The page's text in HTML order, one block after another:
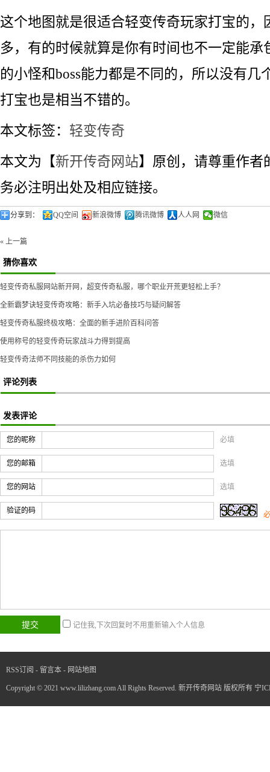
这个地图就是很适合轻变传奇玩家打宝的，
多，有的时候就算是你有时间也不一定能承
的小怪和boss能力都是不同的，所以没有几
打宝也是相当不错的。
本文标签： 轻变传奇
本文为【新开传奇网站】原创，请尊重作者
务必注明出处及相应链接。
分享到： QQ空间 新浪微博 腾讯微博 人人网 微信
« 上一篇
猜你喜欢
轻变传奇私服网站新开网，超变传奇私服，哪个职业开荒更轻松上手？
全新霸梦诀轻变传奇攻略：新手入坑必备技巧与疑问解答
轻变传奇私服终极攻略：全面的新手进阶百科问答
使用称号的轻变传奇玩家战斗力得到提高
轻变传奇法师不同技能的杀伤力如何
评论列表
发表评论
您的昵称 必填
您的邮箱 选填
您的网站 选填
验证的码
记住我,下次回复时不用重新输入个人信息
RSS订阅 - 留言本 - 网站地图
Copyright © 2021 www.lilizhang.com All Rights Reserved. 新开传奇网站 版权所有 宁